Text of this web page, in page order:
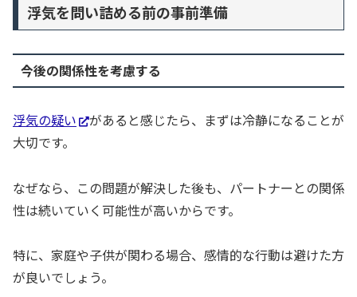
浮気を問い詰める前の事前準備
今後の関係性を考慮する
浮気の疑い
があると感じたら、まずは冷静になることが
大切です。
なぜなら、この問題が解決した後も、パートナーとの関係
性は続いていく可能性が高いからです。
特に、家庭や子供が関わる場合、感情的な行動は避けた方
が良いでしょう。